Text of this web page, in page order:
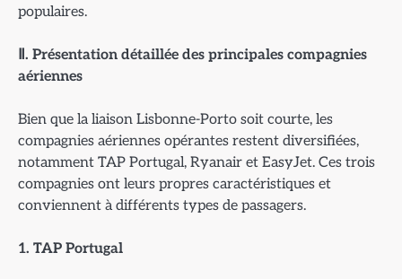
populaires.
Ⅱ. Présentation détaillée des principales compagnies
aériennes
Bien que la liaison Lisbonne-Porto soit courte, les
compagnies aériennes opérantes restent diversifiées,
notamment TAP Portugal, Ryanair et EasyJet. Ces trois
compagnies ont leurs propres caractéristiques et
conviennent à différents types de passagers.
1. TAP Portugal